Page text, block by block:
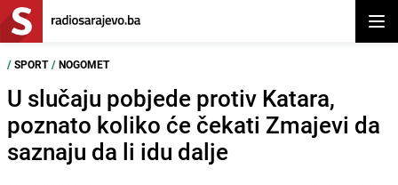
/ SPORT / NOGOMET
U slučaju pobjede protiv Katara,
poznato koliko će čekati Zmajevi da
saznaju da li idu dalje